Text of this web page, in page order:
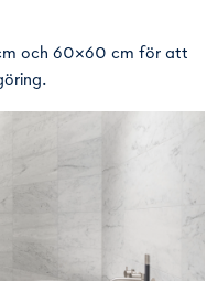
och 60×60 cm för att